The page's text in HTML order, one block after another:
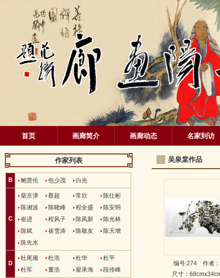
首页 画廊简介 画廊动态 名家到访
作家列表
B 鲍贤伦 包少茂 白光
C
柴京津 蔡超 常欣
陈仕彬
陈湘波
陈晓峰 程全盛
陈安明
崔进
程风子 陈凤新
陈光林
陈斌
崔雪涛 陈敬友
陈天增
陈先水
D
杜尾顽 杜浩 杜华
杜平
杜军
董浩 翟承海 段传峰
吴泉棠作品
编号:274 作者
尺寸：